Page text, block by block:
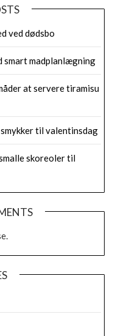
ved dødsbo
smart madplanlægning
at servere tiramisu
til valentinsdag
skoreoler til